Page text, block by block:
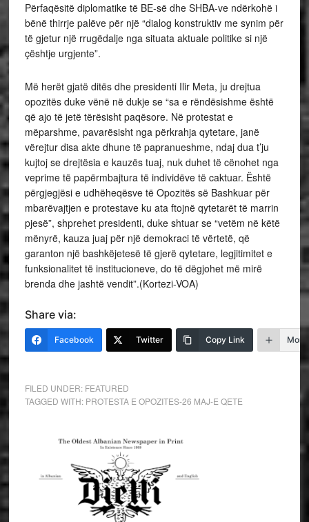
Përfaqësitë diplomatike të BE-së dhe SHBA-ve ndërkohë i
bënë thirrje palëve për një “dialog konstruktiv me synim për
të gjetur një rrugëdalje nga situata aktuale politike si një
çështje urgjente”.
Më herët gjatë ditës dhe presidenti Ilir Meta, ju drejtua
opozitës duke vënë në dukje se “sa e rëndësishme është
që ajo të jetë tërësisht paqësore. Në protestat e
mëparshme, pavarësisht nga përkrahja qytetare, janë
vërejtur disa akte dhune të papranueshme, ndaj dua t’ju
kujtoj se drejtësia e kauzës tuaj, nuk duhet të cënohet nga
veprime të papërmbajtura të individëve të caktuar. Është
përgjegjësi e udhëheqësve të Opozitës së Bashkuar për
mbarëvajtjen e protestave ku ata ftojnë qytetarët të marrin
pjesë”, shprehet presidenti, duke shtuar se “vetëm në këtë
mënyrë, kauza juaj për një demokraci të vërtetë, që
garanton një bashkëjetesë të gjerë qytetare, legjitimitet e
funksionalitet të institucioneve, do të dëgjohet më mirë
brenda dhe jashtë vendit”.(Kortezi-VOA)
Share via:
Facebook Twitter Copy Link More
FILED UNDER: FEATURED
TAGGED WITH: PROTESTA E OPOZITES-26 MAJ-E QETE